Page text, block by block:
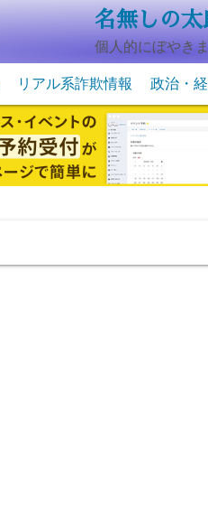
名無しの太
個人的にぼやき
リアル系詐欺情報 政治・